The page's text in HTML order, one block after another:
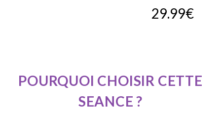
29.99€
POURQUOI CHOISIR CETTE
SEANCE ?